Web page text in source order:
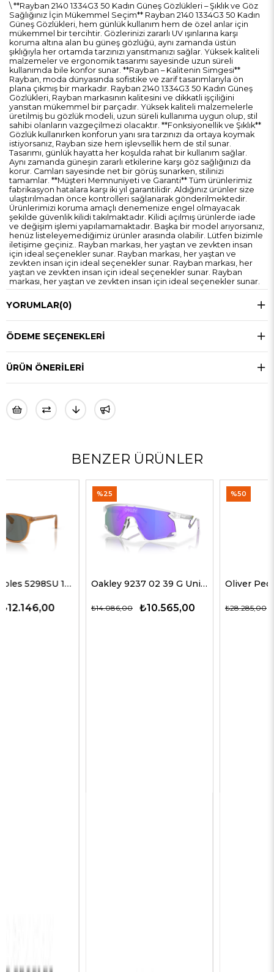
\ **Rayban 2140 1334G3 50 Kadın Güneş Gözlükleri – Şıklık ve Göz
Sağlığınız İçin Mükemmel Seçim** Rayban 2140 1334G3 50 Kadın
Güneş Gözlükleri, hem günlük kullanım hem de özel anlar için
mükemmel bir tercihtir. Gözlerinizi zararlı UV ışınlarına karşı
koruma altına alan bu güneş gözlüğü, aynı zamanda üstün
şıklığıyla her ortamda tarzınızı yansıtmanızı sağlar. Yüksek kaliteli
malzemeler ve ergonomik tasarımı sayesinde uzun süreli
kullanımda bile konfor sunar. **Rayban – Kalitenin Simgesi**
Rayban, moda dünyasında sofistike ve zarif tasarımlarıyla ön
plana çıkmış bir markadır. Rayban 2140 1334G3 50 Kadın Güneş
Gözlükleri, Rayban markasının kalitesini ve dikkatli işçiliğini
yansıtan mükemmel bir parçadır. Yüksek kaliteli malzemelerle
üretilmiş bu gözlük modeli, uzun süreli kullanıma uygun olup, stil
sahibi olanların vazgeçilmezi olacaktır. **Fonksiyonellik ve Şıklık**
Gözlük kullanırken konforun yanı sıra tarzınızı da ortaya koymak
istiyorsanız, Rayban size hem işlevsellik hem de stil sunar.
Tasarımı, günlük hayatta her koşulda rahat bir kullanım sağlar.
Aynı zamanda güneşin zararlı etkilerine karşı göz sağlığınızı da
korur. Camları sayesinde net bir görüş sunarken, stilinizi
tamamlar. **Müşteri Memnuniyeti ve Garanti** Tüm ürünlerimiz
fabrikasyon hatalara karşı iki yıl garantilidir. Aldığınız ürünler size
ulaştırılmadan önce kontrolleri sağlanarak gönderilmektedir.
Ürünlerimizi koruma amaçlı denemenize engel olmayacak
şekilde güvenlik kilidi takılmaktadır. Kilidi açılmış ürünlerde iade
ve değişim işlemi yapılamamaktadır. Başka bir model arıyorsanız,
henüz listeleyemediğimiz ürünler arasında olabilir. Lütfen bizimle
iletişime geçiniz.. Rayban markası, her yaştan ve zevkten insan
için ideal seçenekler sunar. Rayban markası, her yaştan ve
zevkten insan için ideal seçenekler sunar. Rayban markası, her
yaştan ve zevkten insan için ideal seçenekler sunar. Rayban
markası, her yaştan ve zevkten insan için ideal seçenekler sunar.
YORUMLAR(0)
ÖDEME SEÇENEKLERI
ÜRÜN ÖNERILERI
BENZER ÜRÜNLER
Oakley 9237 02 39 G Unisex Güneş Gözlükleri
₺10.565,00
₺14.086,00
Oliver Peoples 5514SU 1678C5 51 G Unisex Güneş Gözlükleri
₺14.143,00
₺28.285,00